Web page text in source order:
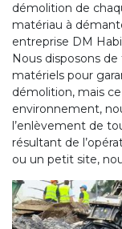
démolition de
matériau à
entreprise DM
Nous disposons
matériels pour
démolition, mais
environnement,
l’enlèvement de
résultant de
ou un petit site,